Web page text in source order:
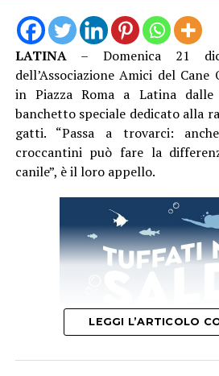
LATINA– Domenica 21
dell’Associazione Amici del
in Piazza Roma a Latina
banchetto speciale dedicato alla
gatti. “Passa a trovarci:
croccantini può fare la
canile”, è il loro appello.
LEGGI L’ARTICOLO